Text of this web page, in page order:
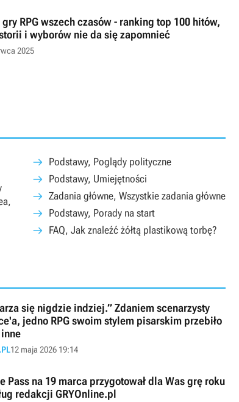
RPG wszech czasów - ranking top 100 hitów,
i wyborów nie da się zapomnieć
2025
Podstawy, Poglądy polityczne
Podstawy, Umiejętności
Zadania główne, Wszystkie zadania główne
Podstawy, Porady na start
FAQ, Jak znaleźć żółtą plastikową torbę?
się nigdzie indziej.” Zdaniem scenarzysty
jedno RPG swoim stylem pisarskim przebiło
12 maja 2026 19:14
Pass na 19 marca przygotował dla Was grę roku
redakcji GRYOnline.pl